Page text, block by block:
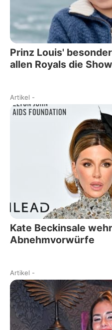
Prinz Louis'
allen Royals die Show
Artikel -
Kate Beckinsale
Abnehmvorwürfe
Artikel -